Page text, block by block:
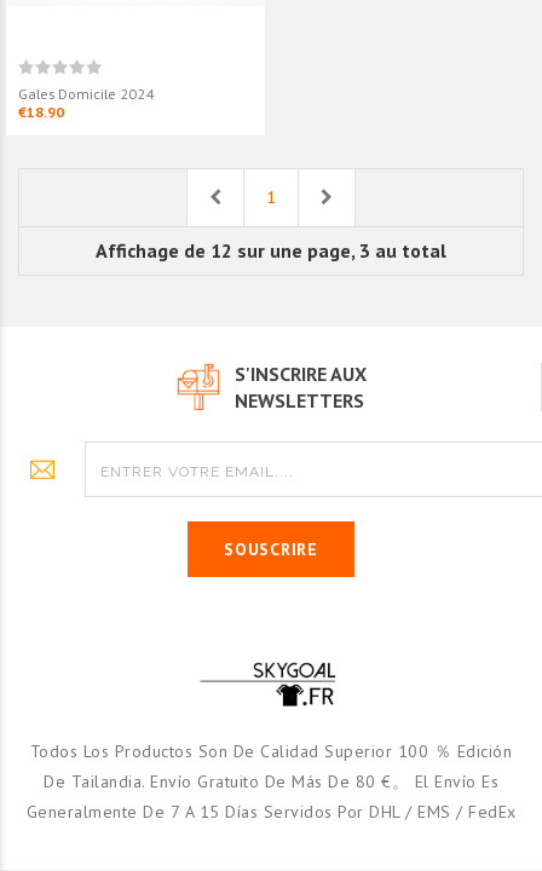
Gales Domicile 2024
€18.90
Previous1
Affichage de 12 sur une page, 3 au total
S'INSCRIRE AUX
NEWSLETTERS
SOUSCRIRE
Todos Los Productos Son De Calidad Superior 100 ％ Edición
De Tailandia. Envío Gratuito De Más De 80 €。 El Envío Es
Generalmente De 7 A 15 Días Servidos Por DHL / EMS / FedEx